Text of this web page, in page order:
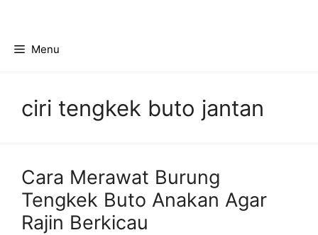
contentMenu
ciri tengkek buto jantan
Cara Merawat Burung
Tengkek Buto Anakan Agar
Rajin Berkicau